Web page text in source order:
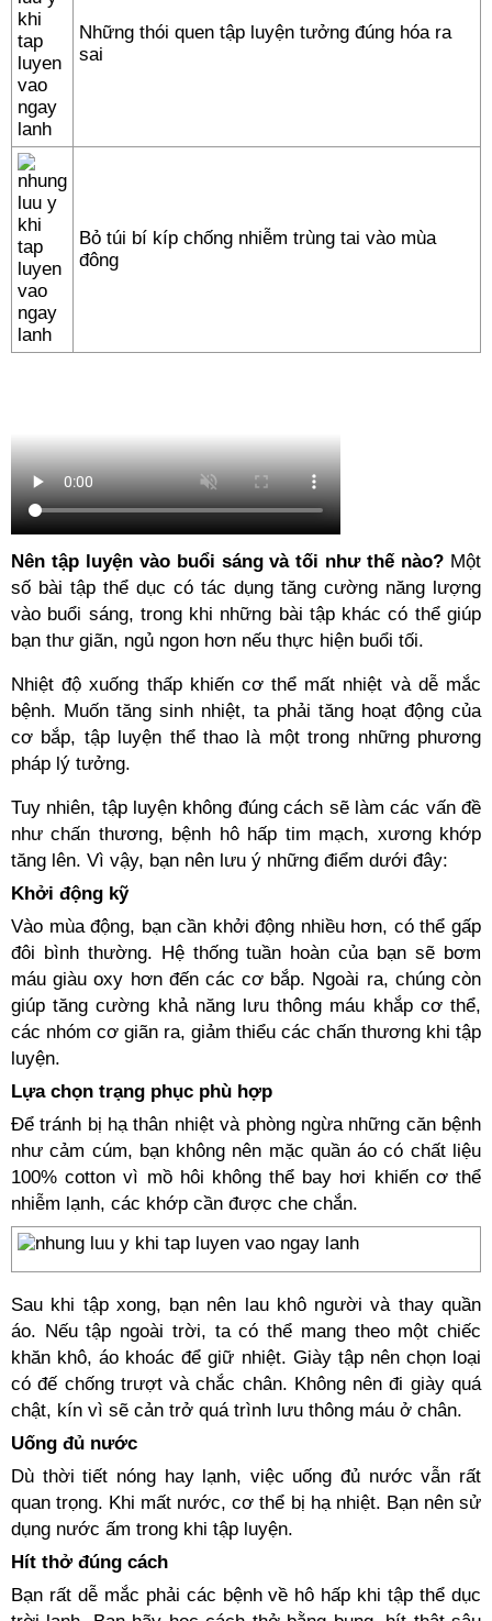
Những thói quen tập luyện tưởng đúng hóa ra
sai
Bỏ túi bí kíp chống nhiễm trùng tai vào mùa
đông
Nên tập luyện vào buổi sáng và tối như thế nào? Một
số bài tập thể dục có tác dụng tăng cường năng lượng
vào buổi sáng, trong khi những bài tập khác có thể giúp
bạn thư giãn, ngủ ngon hơn nếu thực hiện buổi tối.
Nhiệt độ xuống thấp khiến cơ thể mất nhiệt và dễ mắc
bệnh. Muốn tăng sinh nhiệt, ta phải tăng hoạt động của
cơ bắp, tập luyện thể thao là một trong những phương
pháp lý tưởng.
Tuy nhiên, tập luyện không đúng cách sẽ làm các vấn đề
như chấn thương, bệnh hô hấp tim mạch, xương khớp
tăng lên. Vì vậy, bạn nên lưu ý những điểm dưới đây:
Khởi động kỹ
Vào mùa động, bạn cần khởi động nhiều hơn, có thể gấp
đôi bình thường. Hệ thống tuần hoàn của bạn sẽ bơm
máu giàu oxy hơn đến các cơ bắp. Ngoài ra, chúng còn
giúp tăng cường khả năng lưu thông máu khắp cơ thể,
các nhóm cơ giãn ra, giảm thiểu các chấn thương khi tập
luyện.
Lựa chọn trạng phục phù hợp
Để tránh bị hạ thân nhiệt và phòng ngừa những căn bệnh
như cảm cúm, bạn không nên mặc quần áo có chất liệu
100% cotton vì mồ hôi không thể bay hơi khiến cơ thể
nhiễm lạnh, các khớp cần được che chắn.
Sau khi tập xong, bạn nên lau khô người và thay quần
áo. Nếu tập ngoài trời, ta có thể mang theo một chiếc
khăn khô, áo khoác để giữ nhiệt. Giày tập nên chọn loại
có đế chống trượt và chắc chân. Không nên đi giày quá
chật, kín vì sẽ cản trở quá trình lưu thông máu ở chân.
Uống đủ nước
Dù thời tiết nóng hay lạnh, việc uống đủ nước vẫn rất
quan trọng. Khi mất nước, cơ thể bị hạ nhiệt. Bạn nên sử
dụng nước ấm trong khi tập luyện.
Hít thở đúng cách
Bạn rất dễ mắc phải các bệnh về hô hấp khi tập thể dục